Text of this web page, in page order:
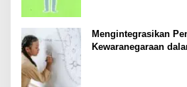
Mengintegrasikan
Kewaranegaraan